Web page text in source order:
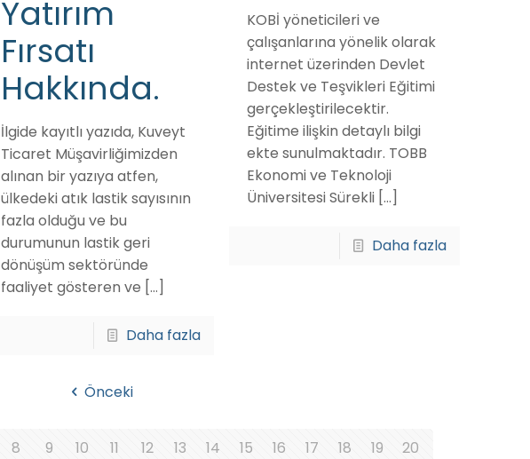
Yatırım
Fırsatı
Hakkında.
İlgide kayıtlı yazıda, Kuveyt
Ticaret Müşavirliğimizden
alınan bir yazıya atfen,
ülkedeki atık lastik sayısının
fazla olduğu ve bu
durumunun lastik geri
dönüşüm sektöründe
faaliyet gösteren ve […]
Daha fazla
KOBİ yöneticileri ve
çalışanlarına yönelik olarak
internet üzerinden Devlet
Destek ve Teşvikleri Eğitimi
gerçekleştirilecektir.
Eğitime ilişkin detaylı bilgi
ekte sunulmaktadır. TOBB
Ekonomi ve Teknoloji
Üniversitesi Sürekli[…]
Daha fazla
Önceki
8 9 10 11 12 13 14 15 16 17 18 19
20